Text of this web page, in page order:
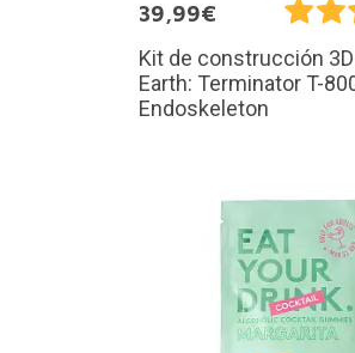
39,99€
Kit de construcción
Earth: Terminator T-
Endoskeleton